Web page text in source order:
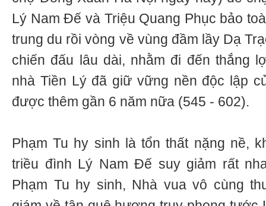
Lý Nam Đế và Triệu Quang Phục bảo
trung du rồi vòng về vùng đầm lầy Dạ
chiến đấu lâu dài, nhằm đi đến thắng
nhà Tiền Lý đã giữ vững nền độc lập
được thêm gần 6 năm nữa (545 - 602).
Phạm Tu hy sinh là tổn thất nặng nề,
triều đình Lý Nam Đế suy giảm rất
Phạm Tu hy sinh, Nhà vua vô cùng